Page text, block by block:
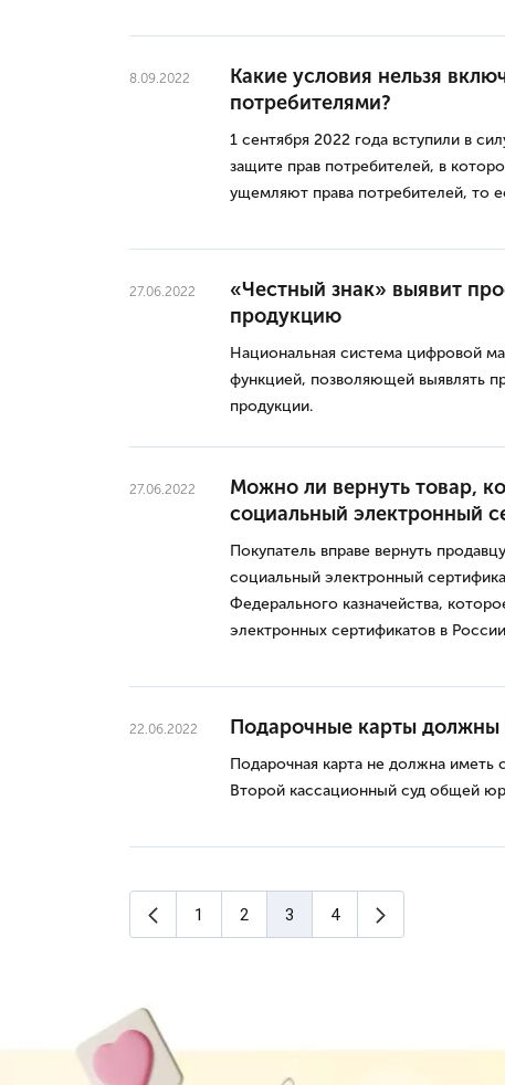
8.09.2022
Какие условия нельзя
потребителями?
1 сентября 2022 года вступили в
защите прав потребителей, в
ущемляют права потребителей, то
27.06.2022
«Честный знак» выявит
продукцию
Национальная система цифровой
функцией, позволяющей выявлять
продукции.
27.06.2022
Можно ли вернуть товар,
социальный электронный
Покупатель вправе вернуть
социальный электронный
Федерального казначейства,
электронных сертификатов в
22.06.2022 Подарочные карты
Подарочная карта не должна иметь
Второй кассационный суд общей
Предыдущая страница
1 2 3 4